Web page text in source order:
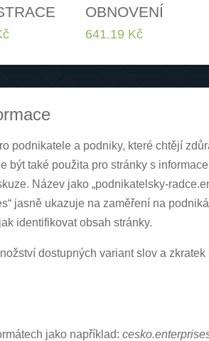
OBNOVENÍ
641.19 Kč
podnikatele a podniky, které chtějí
být také použita pro stránky s
Název jako „podnikatelsky-
jasně ukazuje na zaměření na
identifikovat obsah stránky.
dostupných variant slov a
jako například: